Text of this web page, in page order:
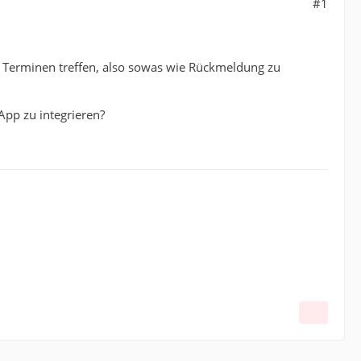
#1
treffen, also sowas wie Rückmeldung zu
zu integrieren?